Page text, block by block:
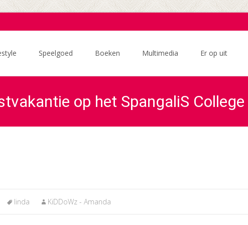
Speelgoed Boeken Multimedia Er op uit
op het SpangaliS
linda KiDDoWz - Amanda